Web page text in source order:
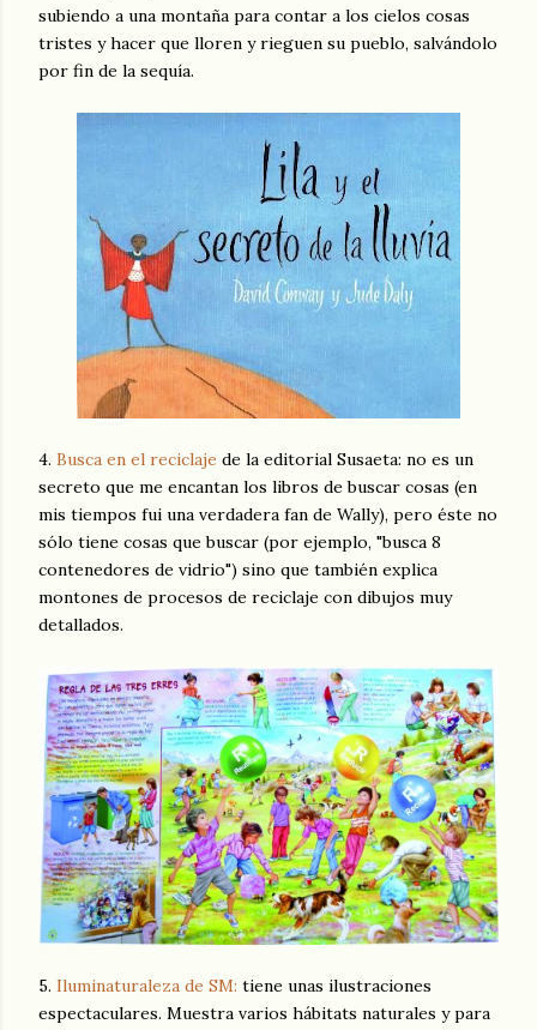
subiendo a una montaña para contar a los cielos cosas
tristes y hacer que lloren y rieguen su pueblo, salvándolo
por fin de la sequía.
4. Busca en el reciclaje de la editorial Susaeta: no es un
secreto que me encantan los libros de buscar cosas (en
mis tiempos fui una verdadera fan de Wally), pero éste no
sólo tiene cosas que buscar (por ejemplo, "busca 8
contenedores de vidrio") sino que también explica
montones de procesos de reciclaje con dibujos muy
detallados.
5. Iluminaturaleza de SM: tiene unas ilustraciones
espectaculares. Muestra varios hábitats naturales y para